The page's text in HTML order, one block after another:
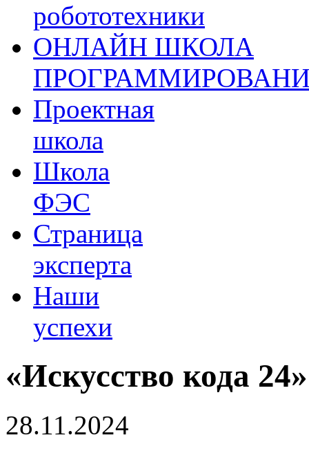
робототехники
ОНЛАЙН ШКОЛА
Проектная
школа
Школа
ФЭС
Страница
эксперта
Наши
успехи
«Искусство кода
28.11.2024